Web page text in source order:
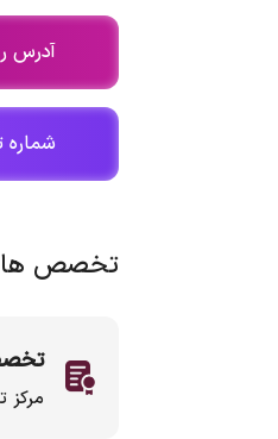
آدرس
شماره
تخصص ها